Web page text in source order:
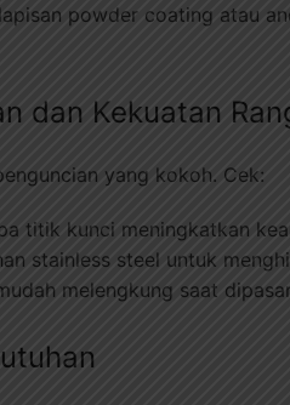
powder coating atau
dan Kekuatan
yang kokoh. Cek:
titik kunci meningkatkan
stainless steel untuk
melengkung saat